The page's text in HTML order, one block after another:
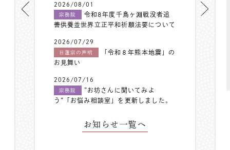
2026/08/01
宗務院
令和8年度千鳥ヶ淵戦没者追
善供養並世界立正平和祈願法要について
2026/07/29
日蓮宗の声明
「令和８年熊本地震」の
お見舞い
2026/07/16
宗務院
”お坊さんに聞いてみよ
う”「お悩み相談室」を更新しました。
お知らせ一覧へ